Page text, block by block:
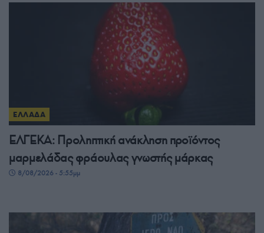
ΕΛΛΑΔΑ
ΕΛΓΕΚΑ: Προληπτική ανάκληση προϊόντος
μαρμελάδας φράουλας γνωστής μάρκας
8/08/2026 - 5:55μμ